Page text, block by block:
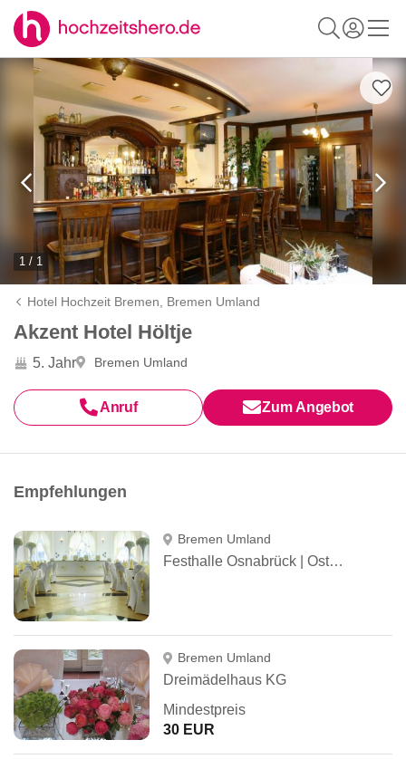
1 / 1
Hotel Hochzeit Bremen, Bremen Umland
Akzent Hotel Höltje
5. Jahr Bremen Umland
Anruf Zum Angebot
Empfehlungen
Bremen Umland
Festhalle Osnabrück | Ostertags Residenz Belm UG
Bremen Umland
Dreimädelhaus KG
Mindestpreis
30 EUR